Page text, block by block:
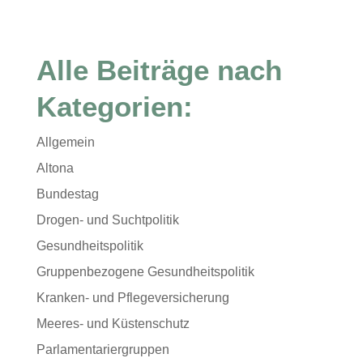
Alle Beiträge nach
Kategorien:
Allgemein
Altona
Bundestag
Drogen- und Suchtpolitik
Gesundheitspolitik
Gruppenbezogene Gesundheitspolitik
Kranken- und Pflegeversicherung
Meeres- und Küstenschutz
Parlamentariergruppen